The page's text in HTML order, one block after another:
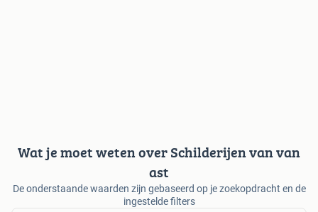
Wat je moet weten over Schilderijen van van
ast
De onderstaande waarden zijn gebaseerd op je zoekopdracht en de
ingestelde filters